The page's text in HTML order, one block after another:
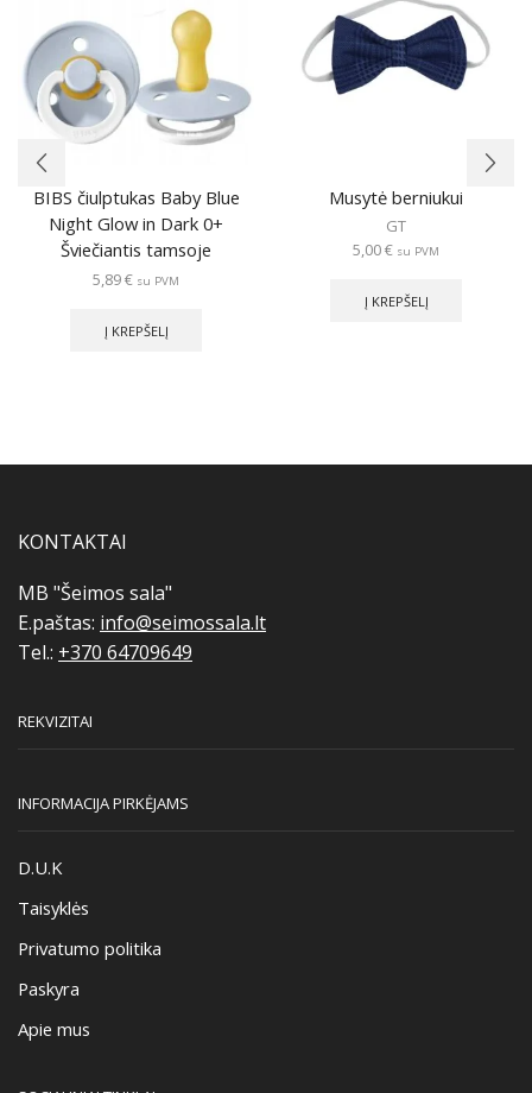
BIBS čiulptukas Baby Blue
Night Glow in Dark 0+
Šviečiantis tamsoje
5,89€ su PVM
Į KREPŠELĮ
Musytė berniukui
GT
5,00€ su PVM
Į KREPŠELĮ
KONTAKTAI
MB "Šeimos sala"
E.paštas: info@seimossala.lt
Tel.: +370 64709649
REKVIZITAI
INFORMACIJA PIRKĖJAMS
D.U.K
Taisyklės
Privatumo politika
Paskyra
Apie mus